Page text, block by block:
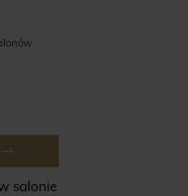
salonie